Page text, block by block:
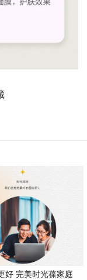
好 完美时光葆家庭